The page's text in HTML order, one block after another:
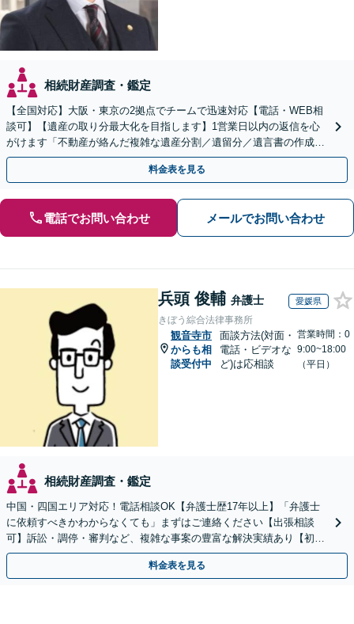
相続財産調査・鑑定
【全国対応】大阪・東京の2拠点でチームで迅速対応【電話・WEB相
談可】【遺産の取り分最大化を目指します】1営業日以内の返信を心
がけます「不動産が絡んだ複雑な遺産分割／遺留分／遺言書の作成・
執行／事業承継など、お任せください」【休日相談あり】
料金表を見る
電話でお問い合わせ メールでお問い合わせ
兵頭 俊輔 弁護士 愛媛県
きぼう綜合法律事務所
観音寺市
からも相
談受付中
面談方法(対面・
電話・ビデオな
ど)は応相談
営業時間：0
9:00~18:00
（平日）
相続財産調査・鑑定
中国・四国エリア対応！電話相談OK【弁護士歴17年以上】「弁護士
に依頼すべきかわからなくても」まずはご連絡ください【出張相談
可】訴訟・調停・審判など、複雑な事案の豊富な解決実績あり【初回
相談無料】初回面談のみで解決できるケースもあります
料金表を見る